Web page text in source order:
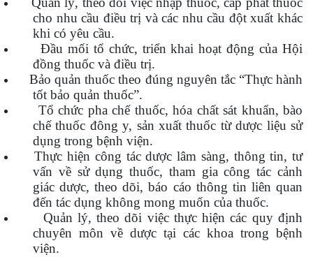
cho nhu cầu điều trị và các nhu cầu đột xuất khác
khi có yêu cầu.
Đầu mối tổ chức, triển khai hoạt động của Hội
đồng thuốc và điều trị.
Bảo quản thuốc theo đúng nguyên tắc “Thực hành
tốt bảo quản thuốc”.
Tổ chức pha chế thuốc, hóa chất sát khuẩn, bào
chế thuốc đông y, sản xuất thuốc từ dược liệu sử
dụng trong bệnh viện.
Thực hiện công tác dược lâm sàng, thông tin, tư
vấn về sử dụng thuốc, tham gia công tác cảnh
giác dược, theo dõi, báo cáo thông tin liên quan
đến tác dụng không mong muốn của thuốc.
Quản lý, theo dõi việc thực hiện các quy định
chuyên môn về dược tại các khoa trong bệnh
viện.